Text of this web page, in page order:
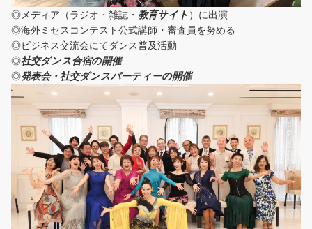
◎メディア（ラジオ・雑誌・ 教育サイト ）に出演
◎海外ミセスコンテスト公式講師・審査員を努める
◎ビジネス交流会にてダンス普及活動
◎社交ダンス合宿の開催
◎発表会・社交ダンスパーティーの開催